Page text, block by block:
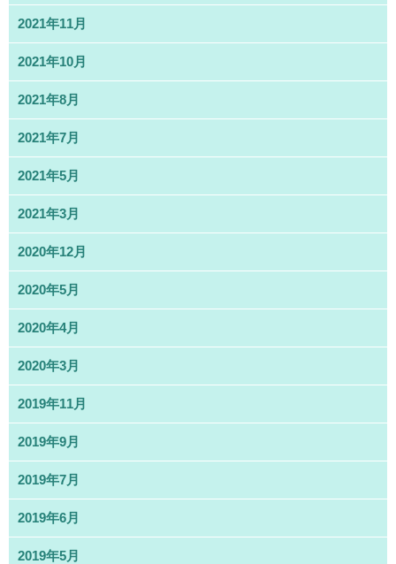
2021年11月
2021年10月
2021年8月
2021年7月
2021年5月
2021年3月
2020年12月
2020年5月
2020年4月
2020年3月
2019年11月
2019年9月
2019年7月
2019年6月
2019年5月